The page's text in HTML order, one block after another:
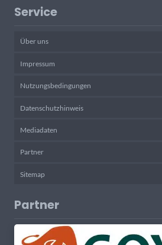
Service
Über uns
Impressum
Nutzungsbedingungen
Datenschutzhinweis
Mediadaten
Partner
Sitemap
Partner